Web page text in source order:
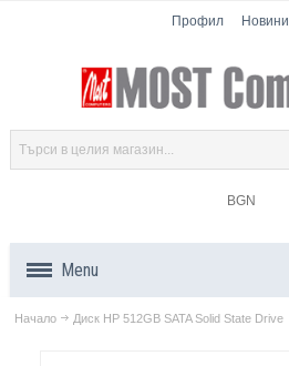
Профил Новини
BGN
Menu
Продукти
Начало Диск HP 512GB SATA Solid State Drive